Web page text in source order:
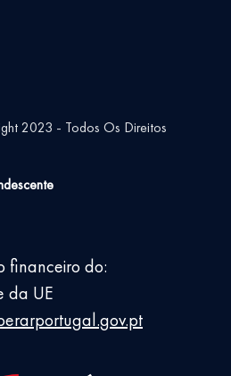
2023 - Todos Os Direitos
financeiro do:
da UE